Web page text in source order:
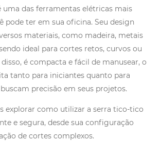
uma das ferramentas elétricas mais
pode ter em sua oficina. Seu design
materiais, como madeira, metais
ideal para cortes retos, curvos ou
é compacta e fácil de manusear, o
tanto para iniciantes quanto para
precisão em seus projetos.
explorar como utilizar a serra tico-tico
e segura, desde sua configuração
de cortes complexos.